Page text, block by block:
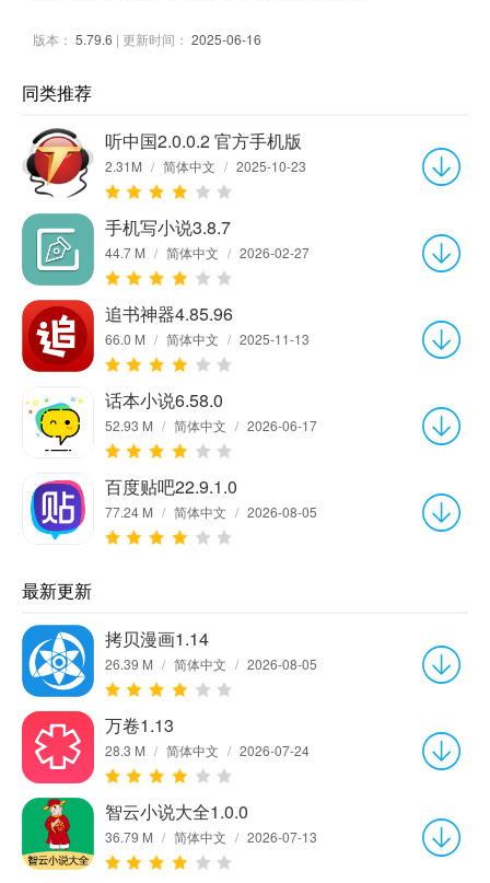
版本： 5.79.6 | 更新时间： 2025-06-16
同类推荐
听中国2.0.0.2 官方手机版
2.31M / 简体中文 / 2025-10-23
手机写小说3.8.7
44.7 M / 简体中文 / 2026-02-27
追书神器4.85.96
66.0 M / 简体中文 / 2025-11-13
话本小说6.58.0
52.93 M / 简体中文 / 2026-06-17
百度贴吧22.9.1.0
77.24 M / 简体中文 / 2026-08-05
最新更新
拷贝漫画1.14
26.39 M / 简体中文 / 2026-08-05
万卷1.13
28.3 M / 简体中文 / 2026-07-24
智云小说大全1.0.0
36.79 M / 简体中文 / 2026-07-13